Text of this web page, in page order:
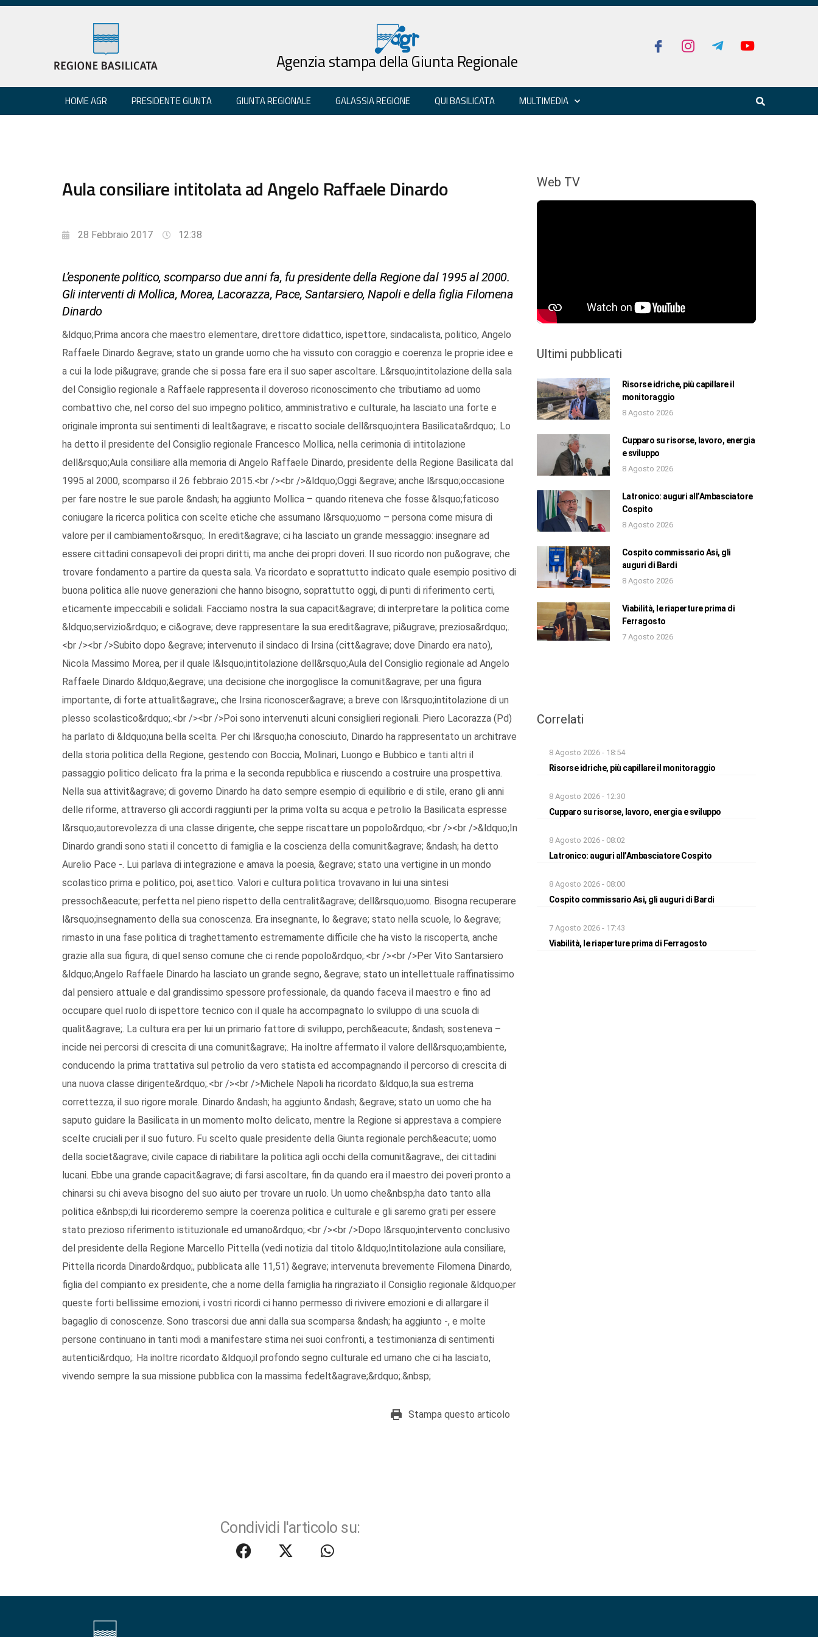
Agenzia stampa della Giunta Regionale
HOME AGR PRESIDENTE GIUNTA GIUNTA REGIONALE GALASSIA REGIONE QUI BASILICATA MULTIMEDIA
Aula consiliare intitolata ad Angelo Raffaele Dinardo
28 Febbraio 2017 12:38
L’esponente politico, scomparso due anni fa, fu presidente della Regione dal 1995 al 2000.
Gli interventi di Mollica, Morea, Lacorazza, Pace, Santarsiero, Napoli e della figlia Filomena
Dinardo
&ldquo;Prima ancora che maestro elementare, direttore didattico, ispettore, sindacalista, politico, Angelo
Raffaele Dinardo &egrave; stato un grande uomo che ha vissuto con coraggio e coerenza le proprie idee e
a cui la lode pi&ugrave; grande che si possa fare era il suo saper ascoltare. L&rsquo;intitolazione della sala
del Consiglio regionale a Raffaele rappresenta il doveroso riconoscimento che tributiamo ad uomo
combattivo che, nel corso del suo impegno politico, amministrativo e culturale, ha lasciato una forte e
originale impronta sui sentimenti di lealt&agrave; e riscatto sociale dell&rsquo;intera Basilicata&rdquo;. Lo
ha detto il presidente del Consiglio regionale Francesco Mollica, nella cerimonia di intitolazione
dell&rsquo;Aula consiliare alla memoria di Angelo Raffaele Dinardo, presidente della Regione Basilicata dal
1995 al 2000, scomparso il 26 febbraio 2015.<br /><br />&ldquo;Oggi &egrave; anche l&rsquo;occasione
per fare nostre le sue parole &ndash; ha aggiunto Mollica – quando riteneva che fosse &lsquo;faticoso
coniugare la ricerca politica con scelte etiche che assumano l&rsquo;uomo – persona come misura di
valore per il cambiamento&rsquo;. In eredit&agrave; ci ha lasciato un grande messaggio: insegnare ad
essere cittadini consapevoli dei propri diritti, ma anche dei propri doveri. Il suo ricordo non pu&ograve; che
trovare fondamento a partire da questa sala. Va ricordato e soprattutto indicato quale esempio positivo di
buona politica alle nuove generazioni che hanno bisogno, soprattutto oggi, di punti di riferimento certi,
eticamente impeccabili e solidali. Facciamo nostra la sua capacit&agrave; di interpretare la politica come
&ldquo;servizio&rdquo; e ci&ograve; deve rappresentare la sua eredit&agrave; pi&ugrave; preziosa&rdquo;.
<br /><br />Subito dopo &egrave; intervenuto il sindaco di Irsina (citt&agrave; dove Dinardo era nato),
Nicola Massimo Morea, per il quale l&lsquo;intitolazione dell&rsquo;Aula del Consiglio regionale ad Angelo
Raffaele Dinardo &ldquo;&egrave; una decisione che inorgoglisce la comunit&agrave; per una figura
importante, di forte attualit&agrave;, che Irsina riconoscer&agrave; a breve con l&rsquo;intitolazione di un
plesso scolastico&rdquo;.<br /><br />Poi sono intervenuti alcuni consiglieri regionali. Piero Lacorazza (Pd)
ha parlato di &ldquo;una bella scelta. Per chi l&rsquo;ha conosciuto, Dinardo ha rappresentato un architrave
della storia politica della Regione, gestendo con Boccia, Molinari, Luongo e Bubbico e tanti altri il
passaggio politico delicato fra la prima e la seconda repubblica e riuscendo a costruire una prospettiva.
Nella sua attivit&agrave; di governo Dinardo ha dato sempre esempio di equilibrio e di stile, erano gli anni
delle riforme, attraverso gli accordi raggiunti per la prima volta su acqua e petrolio la Basilicata espresse
l&rsquo;autorevolezza di una classe dirigente, che seppe riscattare un popolo&rdquo;.<br /><br />&ldquo;In
Dinardo grandi sono stati il concetto di famiglia e la coscienza della comunit&agrave; &ndash; ha detto
Aurelio Pace -. Lui parlava di integrazione e amava la poesia, &egrave; stato una vertigine in un mondo
scolastico prima e politico, poi, asettico. Valori e cultura politica trovavano in lui una sintesi
pressoch&eacute; perfetta nel pieno rispetto della centralit&agrave; dell&rsquo;uomo. Bisogna recuperare
l&rsquo;insegnamento della sua conoscenza. Era insegnante, lo &egrave; stato nella scuole, lo &egrave;
rimasto in una fase politica di traghettamento estremamente difficile che ha visto la riscoperta, anche
grazie alla sua figura, di quel senso comune che ci rende popolo&rdquo;.<br /><br />Per Vito Santarsiero
&ldquo;Angelo Raffaele Dinardo ha lasciato un grande segno, &egrave; stato un intellettuale raffinatissimo
dal pensiero attuale e dal grandissimo spessore professionale, da quando faceva il maestro e fino ad
occupare quel ruolo di ispettore tecnico con il quale ha accompagnato lo sviluppo di una scuola di
qualit&agrave;. La cultura era per lui un primario fattore di sviluppo, perch&eacute; &ndash; sosteneva –
incide nei percorsi di crescita di una comunit&agrave;. Ha inoltre affermato il valore dell&rsquo;ambiente,
conducendo la prima trattativa sul petrolio da vero statista ed accompagnando il percorso di crescita di
una nuova classe dirigente&rdquo;.<br /><br />Michele Napoli ha ricordato &ldquo;la sua estrema
correttezza, il suo rigore morale. Dinardo &ndash; ha aggiunto &ndash; &egrave; stato un uomo che ha
saputo guidare la Basilicata in un momento molto delicato, mentre la Regione si apprestava a compiere
scelte cruciali per il suo futuro. Fu scelto quale presidente della Giunta regionale perch&eacute; uomo
della societ&agrave; civile capace di riabilitare la politica agli occhi della comunit&agrave;, dei cittadini
lucani. Ebbe una grande capacit&agrave; di farsi ascoltare, fin da quando era il maestro dei poveri pronto a
chinarsi su chi aveva bisogno del suo aiuto per trovare un ruolo. Un uomo che&nbsp;ha dato tanto alla
politica e&nbsp;di lui ricorderemo sempre la coerenza politica e culturale e gli saremo grati per essere
stato prezioso riferimento istituzionale ed umano&rdquo;.<br /><br />Dopo l&rsquo;intervento conclusivo
del presidente della Regione Marcello Pittella (vedi notizia dal titolo &ldquo;Intitolazione aula consiliare,
Pittella ricorda Dinardo&rdquo;, pubblicata alle 11,51) &egrave; intervenuta brevemente Filomena Dinardo,
figlia del compianto ex presidente, che a nome della famiglia ha ringraziato il Consiglio regionale &ldquo;per
queste forti bellissime emozioni, i vostri ricordi ci hanno permesso di rivivere emozioni e di allargare il
bagaglio di conoscenze. Sono trascorsi due anni dalla sua scomparsa &ndash; ha aggiunto -, e molte
persone continuano in tanti modi a manifestare stima nei suoi confronti, a testimonianza di sentimenti
autentici&rdquo;. Ha inoltre ricordato &ldquo;il profondo segno culturale ed umano che ci ha lasciato,
vivendo sempre la sua missione pubblica con la massima fedelt&agrave;&rdquo;.&nbsp;
Stampa questo articolo
Condividi l'articolo su:
Web TV
Ultimi pubblicati
Risorse idriche, più capillare il
monitoraggio
8 Agosto 2026
Cupparo su risorse, lavoro, energia
e sviluppo
8 Agosto 2026
Latronico: auguri all’Ambasciatore
Cospito
8 Agosto 2026
Cospito commissario Asi, gli
auguri di Bardi
8 Agosto 2026
Viabilità, le riaperture prima di
Ferragosto
7 Agosto 2026
Correlati
8 Agosto 2026 - 18:54
Risorse idriche, più capillare il monitoraggio
8 Agosto 2026 - 12:30
Cupparo su risorse, lavoro, energia e sviluppo
8 Agosto 2026 - 08:02
Latronico: auguri all’Ambasciatore Cospito
8 Agosto 2026 - 08:00
Cospito commissario Asi, gli auguri di Bardi
7 Agosto 2026 - 17:43
Viabilità, le riaperture prima di Ferragosto